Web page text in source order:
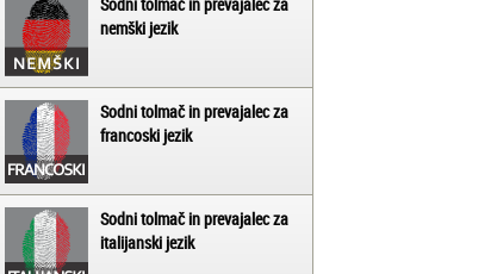
nemški jezik
Sodni tolmač in prevajalec za
francoski jezik
Sodni tolmač in prevajalec za
italijanski jezik